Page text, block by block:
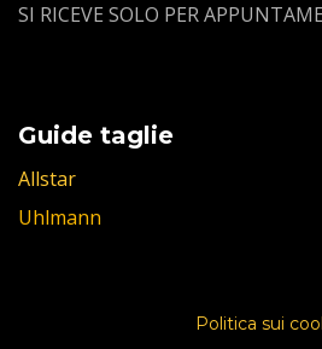
SI RICEVE SOLO PER
Guide taglie
Allstar
Uhlmann
Politica sui